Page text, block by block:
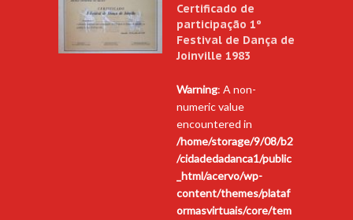
Certificado de
participação 1º
Festival de Dança de
Joinville 1983
Warning: A non-
numeric value
encountered in
/home/storage/9/08/b2
/cidadedadanca1/public
_html/acervo/wp-
content/themes/plataf
ormasvirtuais/core/tem